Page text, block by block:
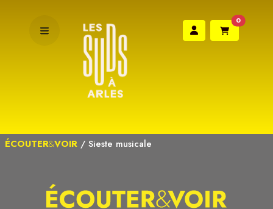
0
ÉCOUTER&VOIR / Sieste musicale